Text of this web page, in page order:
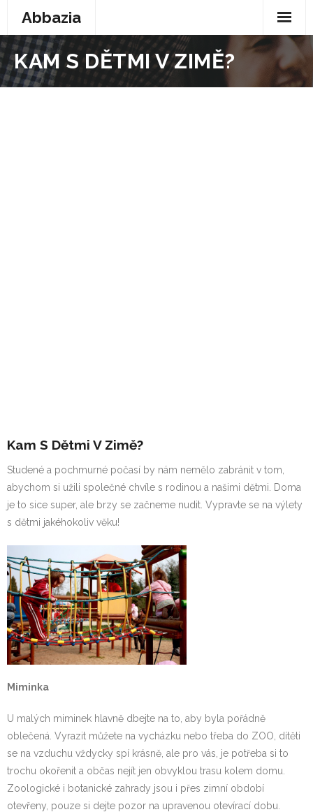
Abbazia
Domů
Auto moto
KAM S DĚTMI V ZIMĚ?
Kam S Dětmi V Zimě?
Studené a pochmurné počasí by nám nemělo zabránit v tom,
abychom si užili společné chvíle s rodinou a našimi dětmi. Doma
je to sice super, ale brzy se začneme nudit. Vypravte se na výlety
s dětmi jakéhokoliv věku!
Miminka
U malých miminek hlavně dbejte na to, aby byla pořádně
oblečená. Vyrazit můžete na vycházku nebo třeba do ZOO, dítěti
se na vzduchu vždycky spí krásně, ale pro vás, je potřeba si to
trochu okořenit a občas nejít jen obvyklou trasu kolem domu.
Zoologické i botanické zahrady jsou i přes zimní období
otevřeny, pouze si dejte pozor na upravenou otevírací dobu.